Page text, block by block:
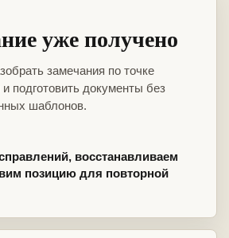
уже получено
замечания по точке
подготовить документы без
шаблонов.
восстанавливаем
позицию для повторной